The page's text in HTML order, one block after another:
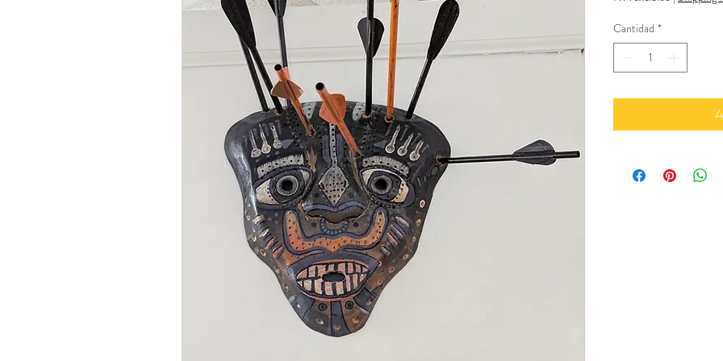
Cantidad *